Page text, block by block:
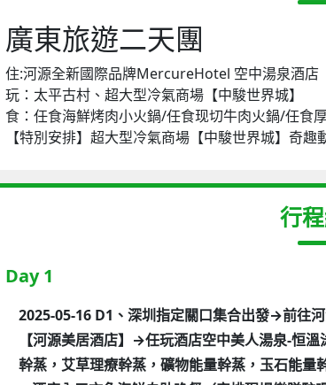
廣東旅遊二天團
住:河源全新國際品牌MercureHotel 空中湯泉酒店
玩：太平古村、超大型冷氣商場【中駿世界城】
食：任食海鮮烤肉小火鍋/任食现切牛肉火鍋/任食
【特別安排】超大型冷氣商場【中駿世界城】奇
行
Day 1
2025-05-16 D1、深圳指定關口集合出發→前
【河源美居酒店】→任玩酒店空中美人湯泉-恒
幹蒸，艾草理療幹蒸，礦物能量幹蒸，玉石能量